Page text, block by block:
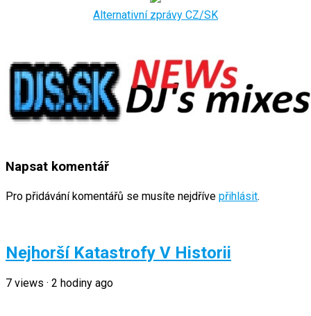
Alternativní zprávy CZ/SK
Napsat komentář
Pro přidávání komentářů se musíte nejdříve přihlásit.
Nejhorší Katastrofy V Historii
7 views · 2 hodiny ago